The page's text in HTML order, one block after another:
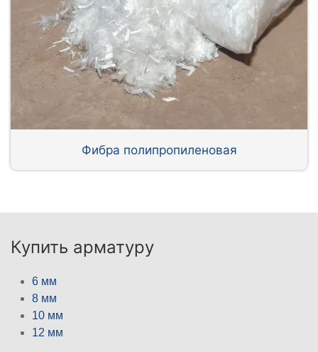
Фибра полипропиленовая
Купить арматуру
6 мм
8 мм
10 мм
12 мм